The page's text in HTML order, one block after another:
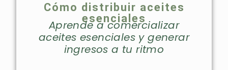
Cómo distribuir aceites
esenciales
Aprende a comercializar
aceites esenciales y generar
ingresos a tu ritmo